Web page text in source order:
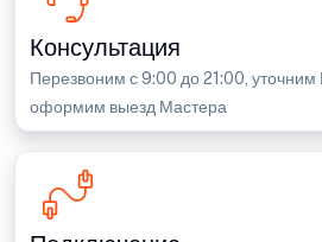
Консультация
Перезвоним с 9:00 до 21:00,
оформим выезд Мастера